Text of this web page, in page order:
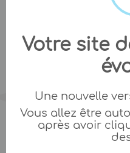
Votre site
Une nouvelle
Vous allez être
après avoir